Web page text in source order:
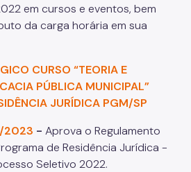
Jurídica
em cursos e eventos, bem
da carga horária em sua
CURSO “TEORIA E
PÚBLICA MUNICIPAL”
JURÍDICA PGM/SP
2023 - Aprova o Regulamento
de Residência Jurídica -
Seletivo 2022.